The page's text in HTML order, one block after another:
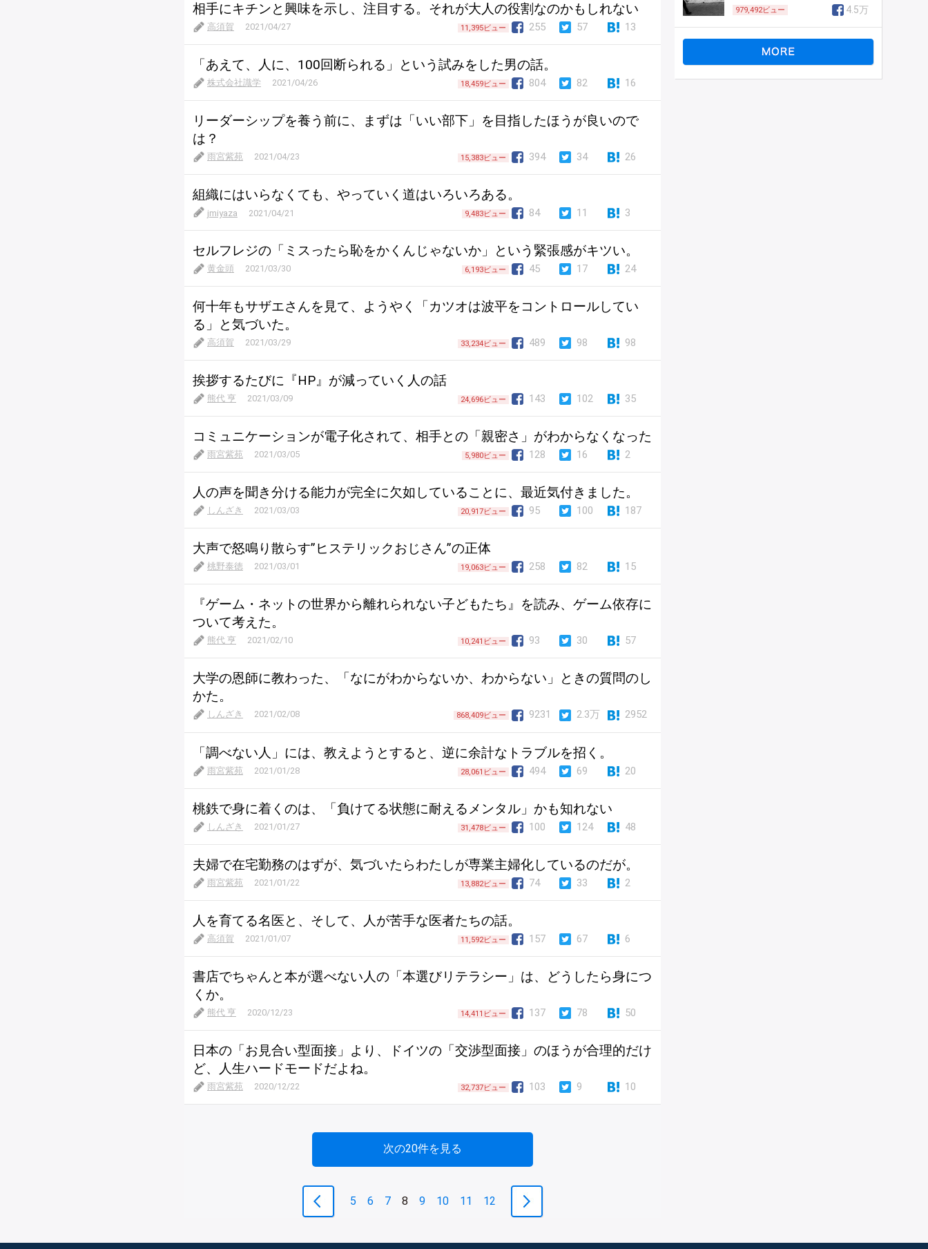
相手にキチンと興味を示し、注目する。それが大人の役割なのかもしれない
高須賀 2021/04/27 11,395ビュー 255 57 13
「あえて、人に、100回断られる」という試みをした男の話。
株式会社識学 2021/04/26 18,459ビュー 804 82 16
リーダーシップを養う前に、まずは「いい部下」を目指したほうが良いので
は？
雨宮紫苑 2021/04/23 15,383ビュー 394 34 26
組織にはいらなくても、やっていく道はいろいろある。
jmiyaza 2021/04/21 9,483ビュー 84 11 3
セルフレジの「ミスったら恥をかくんじゃないか」という緊張感がキツい。
黄金頭 2021/03/30 6,193ビュー 45 17 24
何十年もサザエさんを見て、ようやく「カツオは波平をコントロールしてい
る」と気づいた。
高須賀 2021/03/29 33,234ビュー 489 98 98
挨拶するたびに『HP』が減っていく人の話
熊代 亨 2021/03/09 24,696ビュー 143 102 35
コミュニケーションが電子化されて、相手との「親密さ」がわからなくなった
雨宮紫苑 2021/03/05 5,980ビュー 128 16 2
人の声を聞き分ける能力が完全に欠如していることに、最近気付きました。
しんざき 2021/03/03 20,917ビュー 95 100 187
大声で怒鳴り散らす”ヒステリックおじさん”の正体
桃野泰徳 2021/03/01 19,063ビュー 258 82 15
『ゲーム・ネットの世界から離れられない子どもたち』を読み、ゲーム依存に
ついて考えた。
熊代 亨 2021/02/10 10,241ビュー 93 30 57
大学の恩師に教わった、「なにがわからないか、わからない」ときの質問のし
かた。
しんざき 2021/02/08 868,409ビュー 9231 2.3万 2952
「調べない人」には、教えようとすると、逆に余計なトラブルを招く。
雨宮紫苑 2021/01/28 28,061ビュー 494 69 20
桃鉄で身に着くのは、「負けてる状態に耐えるメンタル」かも知れない
しんざき 2021/01/27 31,478ビュー 100 124 48
夫婦で在宅勤務のはずが、気づいたらわたしが専業主婦化しているのだが。
雨宮紫苑 2021/01/22 13,882ビュー 74 33 2
人を育てる名医と、そして、人が苦手な医者たちの話。
高須賀 2021/01/07 11,592ビュー 157 67 6
書店でちゃんと本が選べない人の「本選びリテラシー」は、どうしたら身につ
くか。
熊代 亨 2020/12/23 14,411ビュー 137 78 50
日本の「お見合い型面接」より、ドイツの「交渉型面接」のほうが合理的だけ
ど、人生ハードモードだよね。
雨宮紫苑 2020/12/22 32,737ビュー 103 9 10
次の20件を見る
5 6 7 8 9 10 11 12
979,492ビュー 4.5万